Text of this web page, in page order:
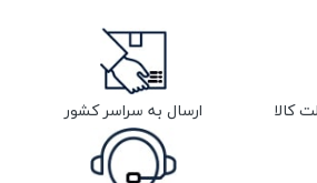
کالا ارسال به سراسر کشور